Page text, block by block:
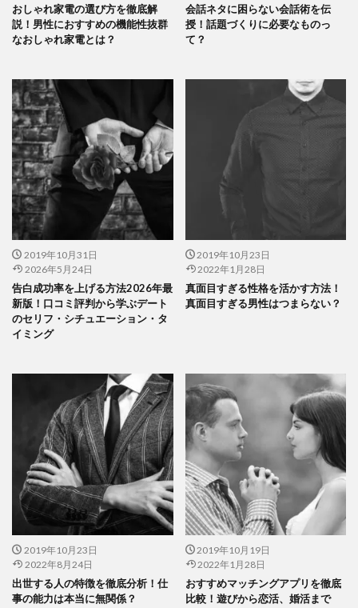
おしゃれ家電の選び方を徹底解
説！男性におすすめの機能性抜群
なおしゃれ家電とは？
会話ネタに困らない会話術を伝
授！話題づくりに必要なものっ
て？
2019年10月31日
2026年5月24日
告白成功率を上げる方法2026年最
新版！口コミ評判から学ぶデート
のセリフ・シチュエーション・タ
イミング
2019年10月23日
2022年1月28日
真面目すぎる性格を活かす方法！
真面目すぎる男性はつまらない？
2019年10月23日
2022年8月24日
出世する人の特徴を徹底分析！仕
事の能力は本当に無関係？
2019年10月19日
2022年1月28日
おすすめマッチングアプリを徹底
比較！遊びから恋活、婚活まで